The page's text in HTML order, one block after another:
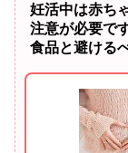
妊活中は赤ち
注意が必要で
食品と避ける